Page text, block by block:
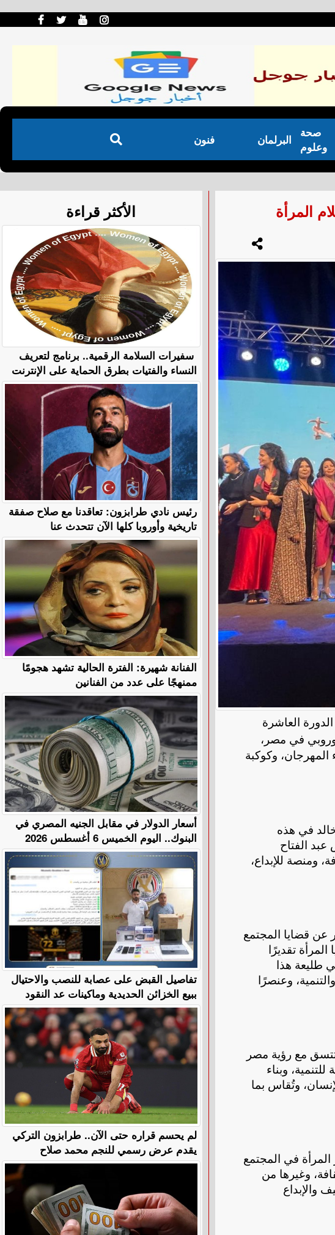
فنون البرلمان
صحة
وعلوم
المرأة
العاشرة
في مصر،
وكوكبة
في هذه
عبد الفتاح
ومنصة للإبداع،
عن قضايا المجتمع
تقديرًا
طليعة هذا
وعنصرًا
عمرو لاشين أن محافظة أسوان تتحرك وفق رؤية تنموية شاملة – أسوان 2040، تتسق مع رؤية مصر
وبناء
وتُقاس بما
في المجتمع
وغيرها من
والإبداع
الأكثر قراءة
سفيرات السلامة الرقمية.. برنامج لتعريف
النساء والفتيات بطرق الحماية على الإنترنت
رئيس نادي طرابزون: تعاقدنا مع صلاح صفقة
تاريخية وأوروبا كلها الآن تتحدث عنا
الفنانة شهيرة: الفترة الحالية تشهد هجومًا
ممنهجًا على عدد من الفنانين
أسعار الدولار في مقابل الجنيه المصري في
البنوك.. اليوم الخميس 6 أغسطس 2026
تفاصيل القبض على عصابة للنصب والاحتيال
ببيع الخزائن الحديدية وماكينات عد النقود
لم يحسم قراره حتى الآن.. طرابزون التركي
يقدم عرض رسمي للنجم محمد صلاح